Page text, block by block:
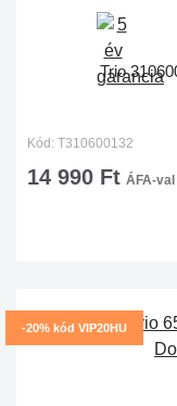
Trio
Kód: T310600132
14 990 Ft ÁFA-val
-20% kód VIP20HU